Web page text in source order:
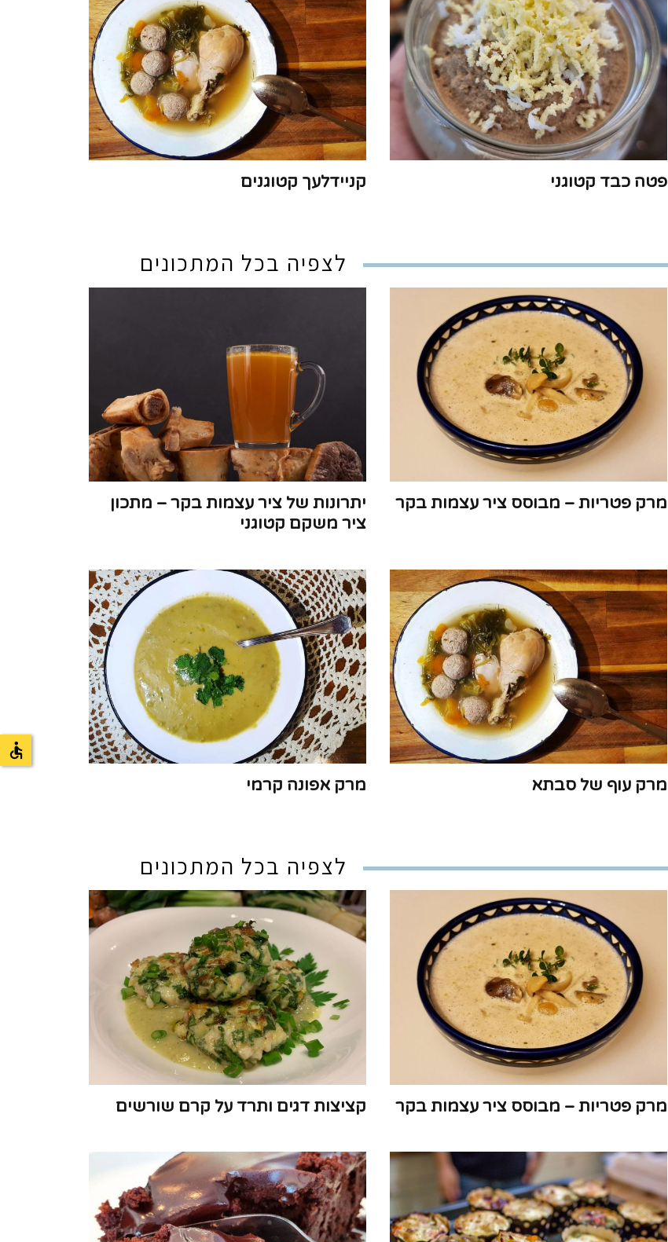
פטה כבד קטוגני קניידלעך קטוגנים
לצפיה בכל המתכונים
מרק פטריות – מבוסס ציר עצמות בקר
יתרונות של ציר עצמות בקר – מתכון
ציר משקם קטוגני
מרק עוף של סבתא מרק אפונה קרמי
לצפיה בכל המתכונים
מרק פטריות – מבוסס ציר עצמות בקר קציצות דגים ותרד על קרם שורשים